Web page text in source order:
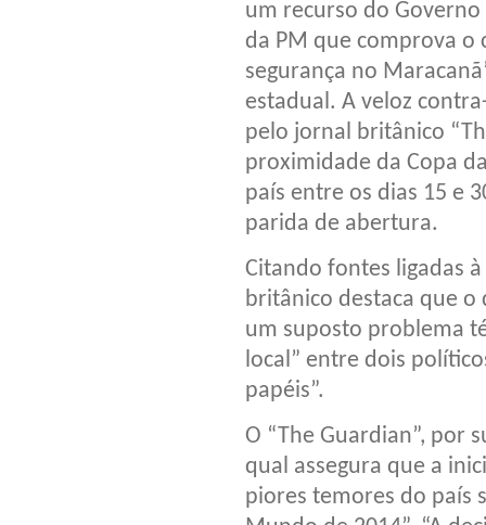
um recurso do
da PM que comprova o
segurança no
estadual. A veloz
pelo jornal britânico
proximidade da Copa
país entre os dias 15 e
parida de abertura.
Citando fontes ligadas
britânico destaca que
um suposto problema
local” entre dois
papéis”.
O “The Guardian”, por
qual assegura que a
piores temores do país